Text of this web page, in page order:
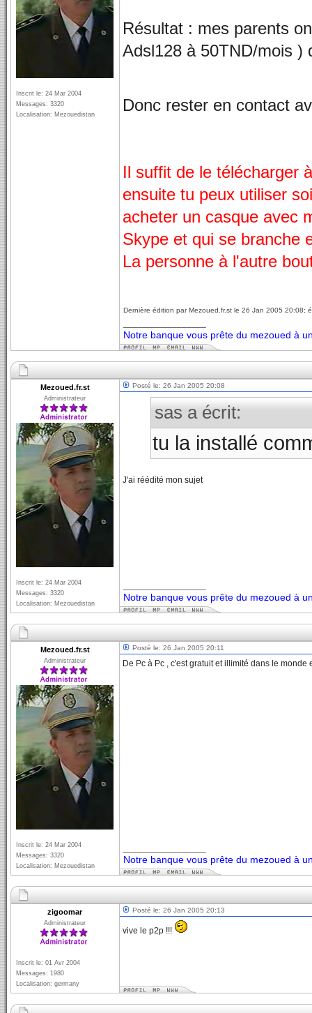
Inscrit le: 24 Mar 2004
Messages: 3320
Localisation: Mezouedistan
Résultat : mes parents
Adsl128 à 50TND/mois )
Donc rester en contact
Il suffit de le télécharger
ensuite tu peux utiliser
acheter un casque avec
Skype et qui se branche
La personne à l'autre
Dernière édition par Mezoued.fr.st le 26 Jan 2005 20:08;
Notre banque vous prête du mezoued à
Mezoued.fr.st
Administrateur
Inscrit le: 24 Mar 2004
Messages: 3320
Localisation: Mezouedistan
Posté le: 26 Jan 2005 20:08
sas a écrit:
tu la installé
J'ai réédité mon sujet
Notre banque vous prête du mezoued à
Mezoued.fr.st
Administrateur
Inscrit le: 24 Mar 2004
Messages: 3320
Localisation: Mezouedistan
Posté le: 26 Jan 2005 20:11
De Pc à Pc , c'est gratuit et illimité dans le monde
Notre banque vous prête du mezoued à
zigoomar
Administrateur
Inscrit le: 01 Avr 2004
Messages: 1980
Localisation: germany
Posté le: 26 Jan 2005 20:13
vive le p2p !!!